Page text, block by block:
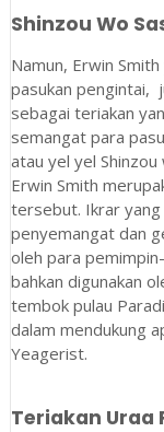
Shinzou Wo
Namun, Erwin
pasukan pengintai,
sebagai teriakan
semangat para
atau yel yel
Erwin Smith
tersebut. Ikrar yang
penyemangat dan
oleh para
bahkan digunakan
tembok pulau
dalam mendukung
Yeagerist.
Teriakan Uraa